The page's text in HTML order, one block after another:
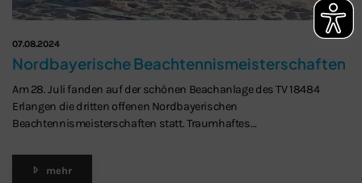
07.08.2024
Nordbayerische Beachtennismeisterschaften
Am 28. Juli fanden auf der schönen Beachanlage des TV 18484
Erlangen die dritten offenen Nordbayerischen
Beachtennismeisterschaften statt. Traumhaftes…
mehr